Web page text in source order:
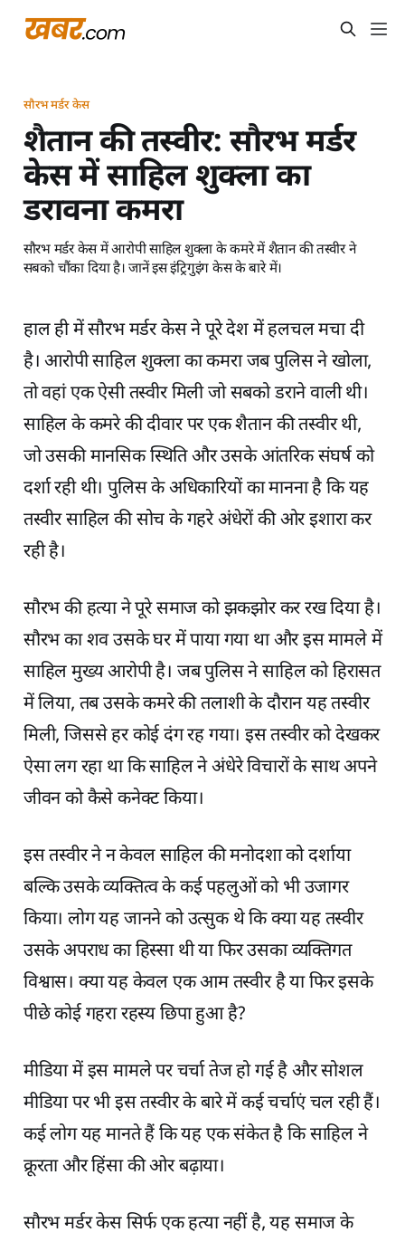
सौरभ मर्डर केस
शैतान की तस्वीर: सौरभ मर्डर
केस में साहिल शुक्ला का
डरावना कमरा
सौरभ मर्डर केस में आरोपी साहिल शुक्ला के कमरे में शैतान की तस्वीर ने
सबको चौंका दिया है। जानें इस इंट्रिगुइंग केस के बारे में।
हाल ही में सौरभ मर्डर केस ने पूरे देश में हलचल मचा दी
है। आरोपी साहिल शुक्ला का कमरा जब पुलिस ने खोला,
तो वहां एक ऐसी तस्वीर मिली जो सबको डराने वाली थी।
साहिल के कमरे की दीवार पर एक शैतान की तस्वीर थी,
जो उसकी मानसिक स्थिति और उसके आंतरिक संघर्ष को
दर्शा रही थी। पुलिस के अधिकारियों का मानना है कि यह
तस्वीर साहिल की सोच के गहरे अंधेरों की ओर इशारा कर
रही है।
सौरभ की हत्या ने पूरे समाज को झकझोर कर रख दिया है।
सौरभ का शव उसके घर में पाया गया था और इस मामले में
साहिल मुख्य आरोपी है। जब पुलिस ने साहिल को हिरासत
में लिया, तब उसके कमरे की तलाशी के दौरान यह तस्वीर
मिली, जिससे हर कोई दंग रह गया। इस तस्वीर को देखकर
ऐसा लग रहा था कि साहिल ने अंधेरे विचारों के साथ अपने
जीवन को कैसे कनेक्ट किया।
इस तस्वीर ने न केवल साहिल की मनोदशा को दर्शाया
बल्कि उसके व्यक्तित्व के कई पहलुओं को भी उजागर
किया। लोग यह जानने को उत्सुक थे कि क्या यह तस्वीर
उसके अपराध का हिस्सा थी या फिर उसका व्यक्तिगत
विश्वास। क्या यह केवल एक आम तस्वीर है या फिर इसके
पीछे कोई गहरा रहस्य छिपा हुआ है?
मीडिया में इस मामले पर चर्चा तेज हो गई है और सोशल
मीडिया पर भी इस तस्वीर के बारे में कई चर्चाएं चल रही हैं।
कई लोग यह मानते हैं कि यह एक संकेत है कि साहिल ने
क्रूरता और हिंसा की ओर बढ़ाया।
सौरभ मर्डर केस सिर्फ एक हत्या नहीं है, यह समाज के